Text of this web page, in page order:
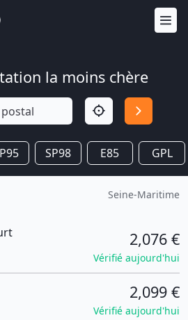
la moins chère
SP98 E85 GPL
Seine-Maritime
2,076 €
Vérifié aujourd'hui
2,099 €
Vérifié aujourd'hui